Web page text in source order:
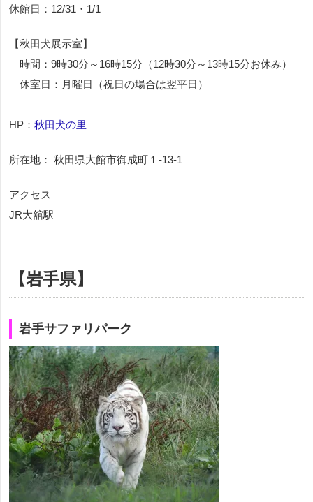
休館日：12/31・1/1
【秋田犬展示室】
時間：9時30分～16時15分（12時30分～13時15分お休み）
休室日：月曜日（祝日の場合は翌平日）
HP： 秋田犬の里
所在地： 秋田県大館市御成町１-13-1
アクセス
JR大舘駅
【岩手県】
岩手サファリパーク